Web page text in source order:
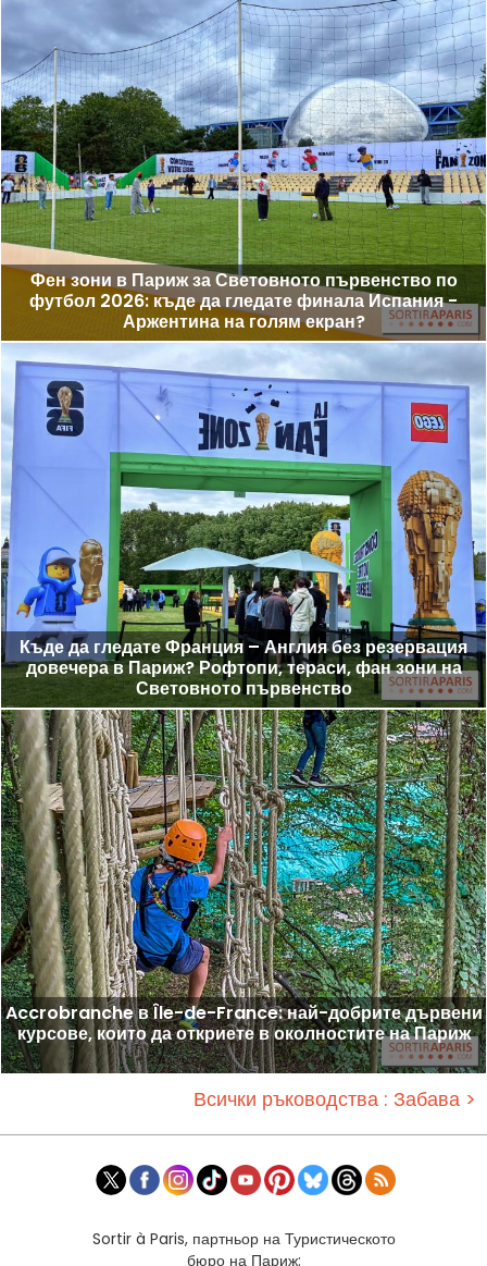
Фен зони в Париж за Световното първенство по
футбол 2026: къде да гледате финала Испания -
Аржентина на голям екран?
Къде да гледате Франция – Англия без резервация
довечера в Париж? Рофтопи, тераси, фан зони на
Световното първенство
Accrobranche в Île-de-France: най-добрите дървени
курсове, които да откриете в околностите на Париж
Всички ръководства : Забава >
Sortir à Paris, партньор на Туристическото
бюро на Париж: